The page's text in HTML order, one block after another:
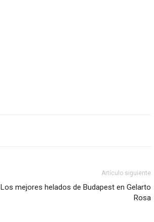
Artículo siguiente
Los mejores helados de Budapest en Gelarto
Rosa